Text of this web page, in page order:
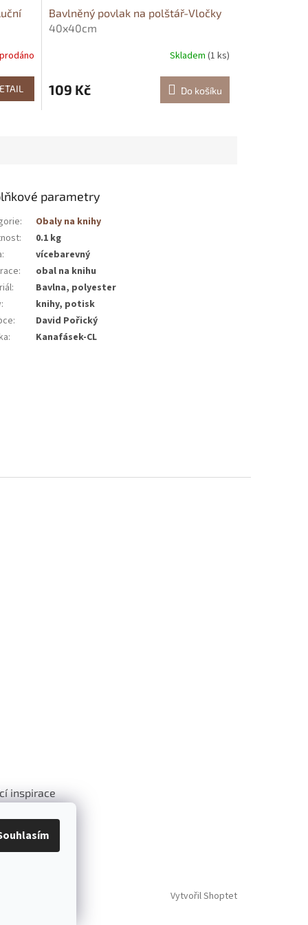
Bavlněný povlak na polštář-Vločky
40x40cm
Skladem (1 ks)
109 Kč Do košíku
parametry
:
Obaly na knihy
:
0.1 kg
:
vícebarevný
:
obal na knihu
:
Bavlna, polyester
:
knihy, potisk
:
David Pořický
: Kanafásek-CL
inspirace
Vytvořil Shoptet